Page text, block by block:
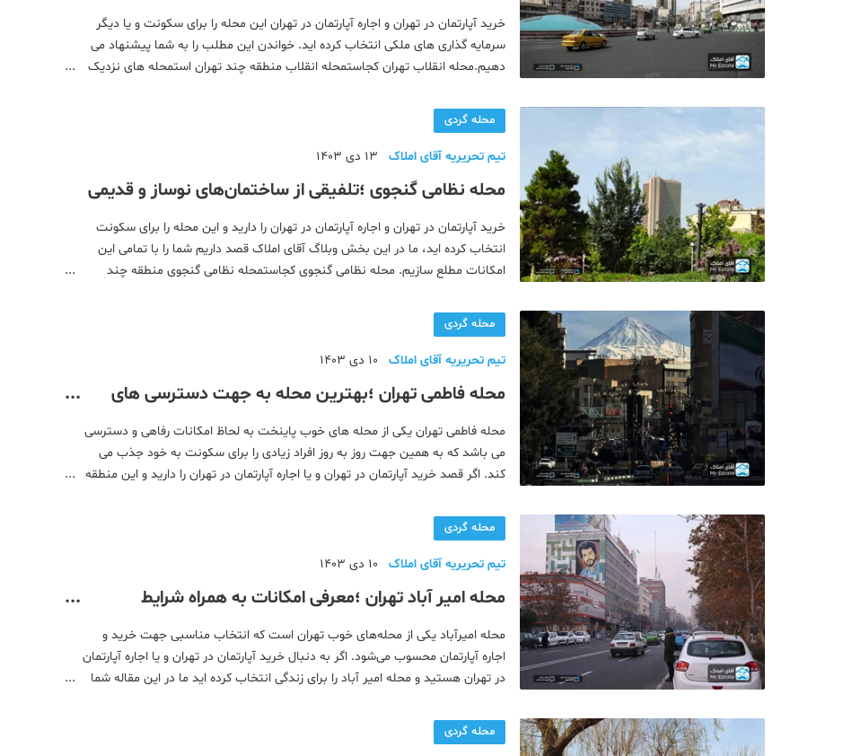
خرید آپارتمان در تهران و اجاره آپارتمان در تهران این محله را برای سکونت و یا دیگر
سرمایه گذاری های ملکی انتخاب کرده اید. خواندن این مطلب را به شما پیشنهاد می
دهیم.محله انقلاب تهران کجاستمحله انقلاب منطقه چند تهران استمحله های نزدیک
محله گردی
تیم تحریریه آقای املاک 13 دی 1403
محله نظامی گنجوی ؛تلفیقی از ساختمان‌های نوساز و قدیمی
خرید آپارتمان در تهران و اجاره آپارتمان در تهران را دارید و این محله را برای سکونت
انتخاب کرده اید، ما در این بخش وبلاگ آقای املاک قصد داریم شما را با تمامی این
امکانات مطلع سازیم. محله نظامی گنجوی کجاستمحله نظامی گنجوی منطقه چند
محله گردی
تیم تحریریه آقای املاک 10 دی 1403
محله فاطمی تهران ؛بهترین محله به جهت دسترسی های
محلی
محله فاطمی تهران یکی از محله های خوب پاینخت به لحاظ امکانات رفاهی و دسترسی
می باشد که به همین جهت روز به روز افراد زیادی را برای سکونت به خود جذب می
کند. اگر قصد خرید آپارتمان در تهران و یا اجاره آپارتمان در تهران را دارید و این منطقه
محله گردی
تیم تحریریه آقای املاک 10 دی 1403
محله امیر آباد تهران ؛معرفی امکانات به همراه شرایط
سکونت
محله امیرآباد یکی از محله‌های خوب تهران است که انتخاب مناسبی جهت خرید و
اجاره آپارتمان محسوب می‌شود. اگر به دنبال خرید آپارتمان در تهران و یا اجاره آپارتمان
در تهران هستید و محله امیر آباد را برای زندگی انتخاب کرده اید ما در این مقاله شما
محله گردی